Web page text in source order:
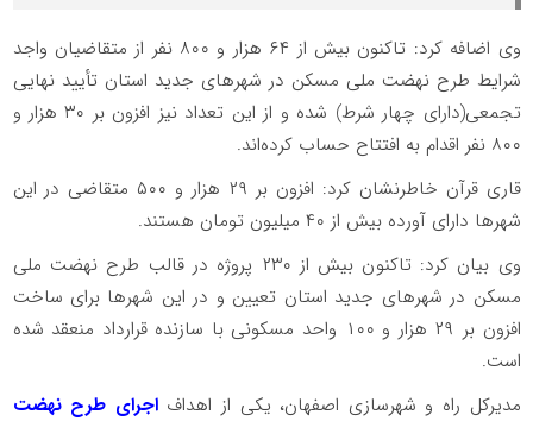
وی اضافه کرد: تاکنون بیش از ۶۴ هزار و ۸۰۰ نفر از متقاضیان واجد
شرایط طرح نهضت ملی مسکن در شهرهای جدید استان تأیید نهایی
تجمعی(دارای چهار شرط) شده و از این تعداد نیز افزون بر ۳۰ هزار و
۸۰۰ نفر اقدام به افتتاح حساب کرده‌اند.
قاری قرآن خاطرنشان کرد: افزون بر ۲۹ هزار و ۵۰۰ متقاضی در این
شهرها دارای آورده بیش از ۴۰ میلیون تومان هستند.
وی بیان کرد: تاکنون بیش از ۲۳۰ پروژه در قالب طرح نهضت ملی
مسکن در شهرهای جدید استان تعیین و در این شهرها برای ساخت
افزون بر ۲۹ هزار و ۱۰۰ واحد مسکونی با سازنده قرارداد منعقد شده
است.
مدیرکل راه و شهرسازی اصفهان، یکی از اهداف اجرای طرح نهضت